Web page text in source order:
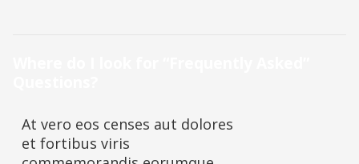
At vero eos censes aut dolores
et fortibus viris